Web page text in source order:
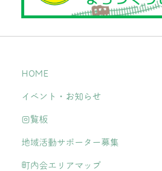
HOME
イベント・お知らせ
回覧板
地域活動サポーター募集
町内会エリアマップ